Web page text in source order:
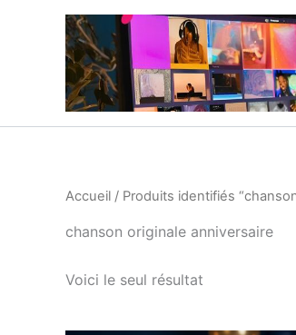
Accueil / Produits identifiés
chanson originale anniversaire
Voici le seul résultat